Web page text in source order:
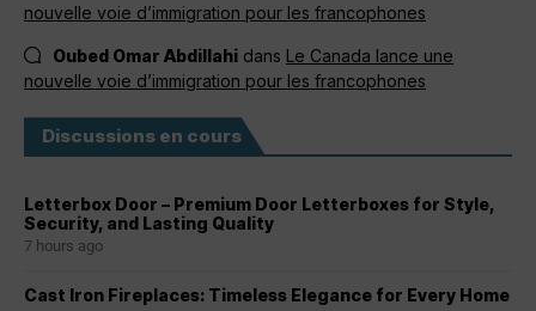
nouvelle voie d’immigration pour les francophones
Oubed Omar Abdillahi dans Le Canada lance une
nouvelle voie d’immigration pour les francophones
Discussions en cours
Letterbox Door – Premium Door Letterboxes for Style,
Security, and Lasting Quality
7 hours ago
Cast Iron Fireplaces: Timeless Elegance for Every Home